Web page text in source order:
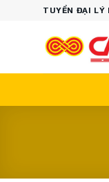
TUYỂN ĐẠI LÝ